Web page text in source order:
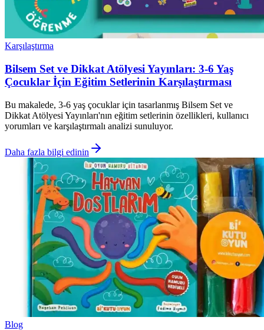
Karşılaştırma
Bilsem Set ve Dikkat Atölyesi Yayınları: 3-6 Yaş
Çocuklar İçin Eğitim Setlerinin Karşılaştırması
Bu makalede, 3-6 yaş çocuklar için tasarlanmış Bilsem Set ve
Dikkat Atölyesi Yayınları'nın eğitim setlerinin özellikleri, kullanıcı
yorumları ve karşılaştırmalı analizi sunuluyor.
Daha fazla bilgi edinin
Blog